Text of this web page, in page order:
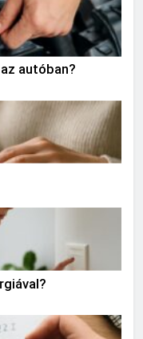
autóban?